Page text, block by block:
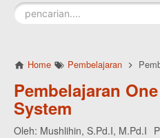
Home Pembelajaran
Pembelajaran
System
Oleh: Mushlihin, S.Pd.I, M.Pd.I